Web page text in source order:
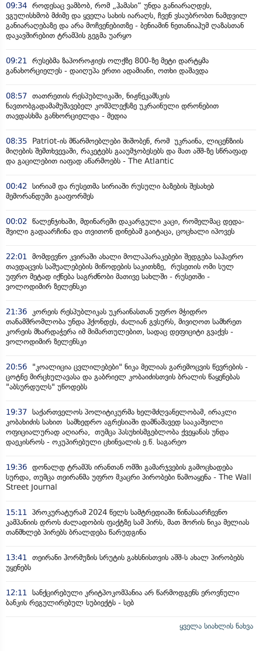
09:34 როდესაც ვამბობ, რომ „ჰამასი“ უნდა განიარაღდეს,
ვგულისხმობ მძიმე და ყველა სახის იარაღს, ჩვენ ვსაუბრობთ ნამდვილ
განიარაღებაზე და არა მოჩვენებითზე - ბენიამინ ნეთანიაჰუმ ღაზასთან
დაკავშირებით ტრამპის გეგმა უარყო
09:21
რუსებმა ზაპოროჟიეს ოლქზე 800-ზე მეტი დარტყმა
განახორციელეს - დაიღუპა ერთი ადამიანი, ოთხი დაშავდა
08:57 თათრეთის რესპუბლიკაში, ნიჟნეკამსკის
ნავთობგადამამუშავებელ კომპლექსზე უკრაინული დრონებით
თავდასხმა განხორციელდა - მედია
08:35
Patriot-ის მწარმოებლები შიშობენ, რომ უკრაინა, ლიცენზიის
მიღების შემთხვევაში, რაკეტებს გააუმჯობესებს და მათ აშშ-ზე სწრაფად
და გაცილებით იაფად აწარმოებს - The Atlantic
00:42
სირიამ და რუსეთმა სირიაში რუსული ბაზების შესახებ
მემორანდუმი გააფორმეს
00:02
წალენჯიხაში, მდინარეში დაკარგული კაცი, რომელმაც დედა-
შვილი გადაარჩინა და თვითონ დინებამ გაიტაცა, ცოცხალი იპოვეს
22:01
მომდევნო კვირაში ახალი მოლაპარაკებები შედგება საჰაერო
თავდაცვის საშუალებების მიწოდების საკითხზე, რუსეთის ომი სულ
უფრო მეტად იქნება საგრძნობი მათივე სახლში - რუსეთში -
ვოლოდიმირ ზელენსკი
21:36
კორეის რესპუბლიკას უკრაინასთან უფრო მჭიდრო
თანამშრომლობა უნდა ჰქონდეს, ძალიან გვსურს, მივიღოთ სამხრეთ
კორეის მხარდაჭერა იმ მიმართულებით, სადაც დეფიციტი გვაქვს -
ვოლოდიმირ ზელენსკი
20:56
"კოალიცია ცვლილებები" ნიკა მელიას გარემოცვის წევრების -
ცოტნე მირცხულავასა და გაბრიელ კობაიძისთვის ბრალის წაყენებას
"აბსურდულს" უწოდებს
19:37 საქართველოს პოლიტიკურმა ხელმძღვანელობამ, ირაკლი
კობახიძის სახით სამხედრო აგრესიაში დამნაშავედ სააკაშვილი
ოფიციალურად აღიარა, თუმცა პასუხისმგებლობა ქვეყანას უნდა
დაეკისროს - ოკუპირებული ცხინვალის ე.წ. საგარეო
19:36 დონალდ ტრამპს ირანთან ომში გამარჯვების გამოცხადება
სურდა, თუმცა თეირანმა უფრო მკაცრი პირობები წამოაყენა - The Wall
Street Journal
15:11
პროკურატურამ 2024 წელს სამტრედიაში წინასაარჩევნო
კამპანიის დროს ძალადობის ფაქტზე სამ პირს, მათ შორის ნიკა მელიას
თანმხლებ პირებს ბრალდება წარუდგინა
13:41
თეირანი ჰორმუზის სრუტის გახსნისთვის აშშ-ს ახალ პირობებს
უყენებს
12:11
სანქცირებული კრიტპოკომპანია არ წარმოდგენს ეროვნული
ბანკის რეგულირებულ სუბიექტს - სებ
ყველა სიახლის ნახვა